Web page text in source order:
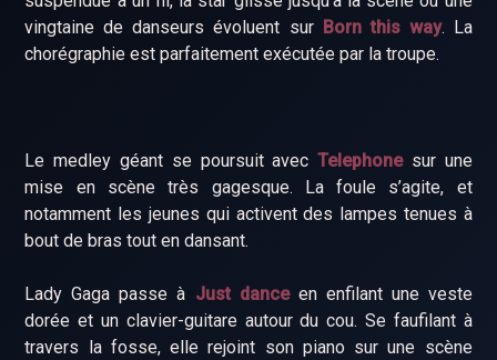
vingtaine de danseurs évoluent sur Born this way. La
chorégraphie est parfaitement exécutée par la troupe.
Le medley géant se poursuit avecTelephonesur une
mise en scène très gagesque. La foule s’agite, et
notamment les jeunes qui activent des lampes tenues à
bout de bras tout en dansant.
Lady Gaga passe à Just danceen enfilant une veste
dorée et un clavier-guitare autour du cou. Se faufilant à
travers la fosse, elle rejoint son piano sur une scène